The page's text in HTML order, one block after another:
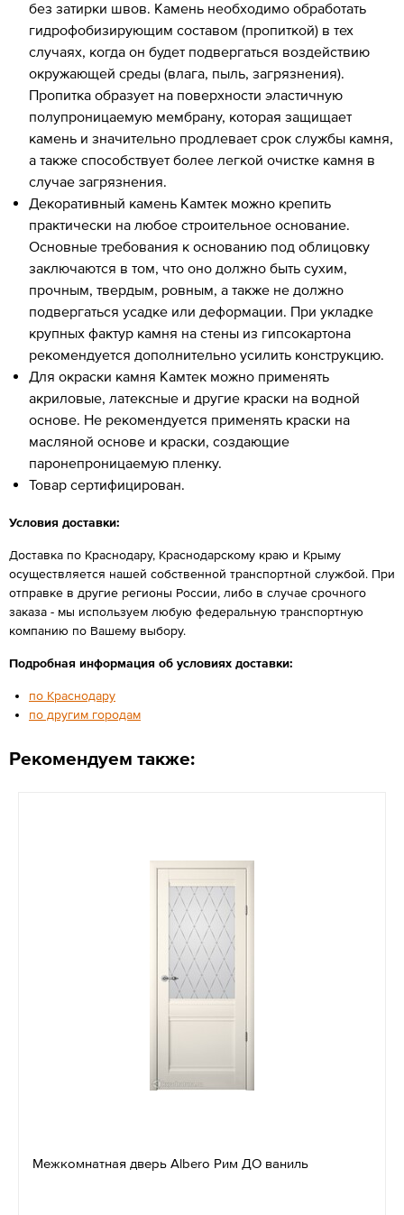
без затирки швов. Камень необходимо обработать
гидрофобизирующим составом (пропиткой) в тех
случаях, когда он будет подвергаться воздействию
окружающей среды (влага, пыль, загрязнения).
Пропитка образует на поверхности эластичную
полупроницаемую мембрану, которая защищает
камень и значительно продлевает срок службы камня,
а также способствует более легкой очистке камня в
случае загрязнения.
Декоративный камень Камтек можно крепить
практически на любое строительное основание.
Основные требования к основанию под облицовку
заключаются в том, что оно должно быть сухим,
прочным, твердым, ровным, а также не должно
подвергаться усадке или деформации. При укладке
крупных фактур камня на стены из гипсокартона
рекомендуется дополнительно усилить конструкцию.
Для окраски камня Камтек можно применять
акриловые, латексные и другие краски на водной
основе. Не рекомендуется применять краски на
масляной основе и краски, создающие
паронепроницаемую пленку.
Товар сертифицирован.
Условия доставки:
Доставка по Краснодару, Краснодарскому краю и Крыму
осуществляется нашей собственной транспортной службой. При
отправке в другие регионы России, либо в случае срочного
заказа - мы используем любую федеральную транспортную
компанию по Вашему выбору.
Подробная информация об условиях доставки:
по Краснодару
по другим городам
Рекомендуем также:
Межкомнатная дверь Albero Рим ДО ваниль